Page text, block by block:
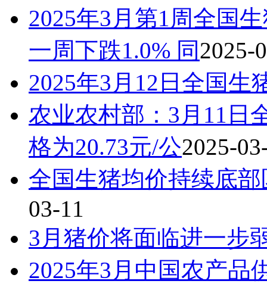
2025年3月第1周全国
一周下跌1.0% 同2025-
2025年3月12日全国生
农业农村部：3月11日
格为20.73元/公2025-
全国生猪均价持续底
03-11
3月猪价将面临进一步
2025年3月中国农产品